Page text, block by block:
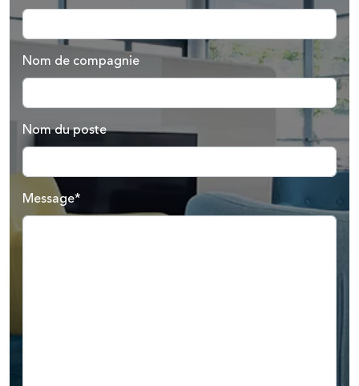
Nom de compagnie
Nom du poste
Message*